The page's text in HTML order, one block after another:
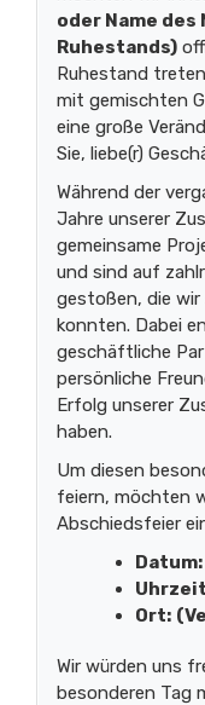
oder Name
Ruhestands)
Ruhestand
mit gemischten
eine große
Sie, liebe(r)
Während der
Jahre unserer
gemeinsame
und sind auf
gestoßen, die
konnten. Dabei
geschäftliche
persönliche
Erfolg unserer
haben.
Um diesen
feiern, möchten
Abschiedsfeier
Datum:
Ort:
Wir würden uns
besonderen Tag